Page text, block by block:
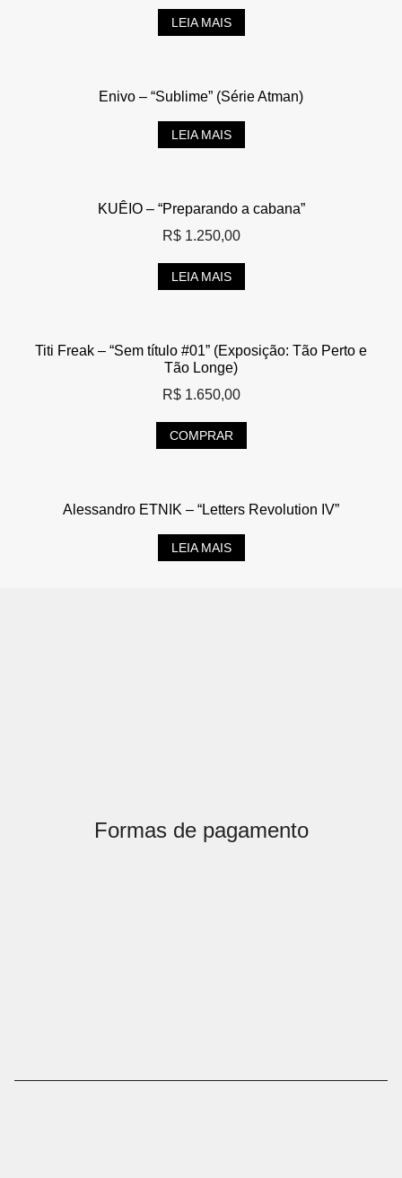
LEIA MAIS
Enivo – “Sublime” (Série Atman)
LEIA MAIS
KUÊIO – “Preparando a cabana”
R$1.250,00
LEIA MAIS
Titi Freak – “Sem título #01” (Exposição: Tão Perto e
Tão Longe)
R$1.650,00
COMPRAR
Alessandro ETNIK – “Letters Revolution IV”
LEIA MAIS
Formas de pagamento